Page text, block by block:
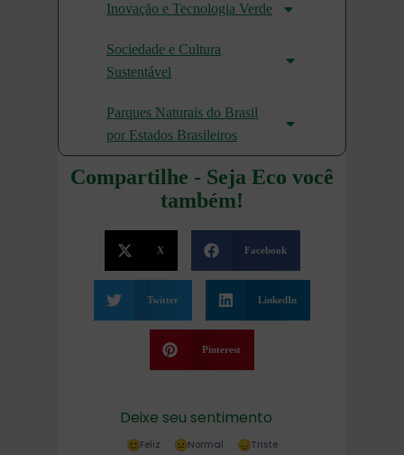
Inovação e Tecnologia Verde
Sociedade e Cultura
Sustentável
Parques Naturais do Brasil
por Estados Brasileiros
Compartilhe - Seja Eco você
também!
X Facebook
Twitter LinkedIn
Pinterest
Deixe seu sentimento
Feliz Normal Triste